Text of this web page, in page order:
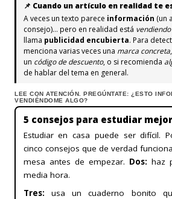
📌 Cuando un artículo en realidad te
A veces un texto parece información (un
consejo)… pero en realidad está vendiendo
llama publicidad encubierta. Para
menciona varias veces una marca concreta
un código de descuento, o si recomienda
de hablar del tema en general.
LEE CON ATENCIÓN. PREGÚNTATE: ¿ESTO
VENDIÉNDOME ALGO?
5 consejos para estudiar
Estudiar en casa puede ser difícil.
cinco consejos que de verdad
mesa antes de empezar. Dos: haz
media hora.
Tres: usa un cuaderno bonito